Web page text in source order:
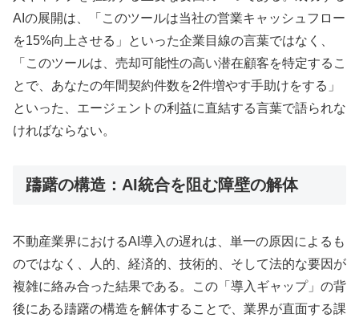
AIの展開は、「このツールは当社の営業キャッシュフロー
を15%向上させる」といった企業目線の言葉ではなく、
「このツールは、売却可能性の高い潜在顧客を特定するこ
とで、あなたの年間契約件数を2件増やす手助けをする」
といった、エージェントの利益に直結する言葉で語られな
ければならない。
躊躇の構造：AI統合を阻む障壁の解体
不動産業界におけるAI導入の遅れは、単一の原因によるも
のではなく、人的、経済的、技術的、そして法的な要因が
複雑に絡み合った結果である。この「導入ギャップ」の背
後にある躊躇の構造を解体することで、業界が直面する課